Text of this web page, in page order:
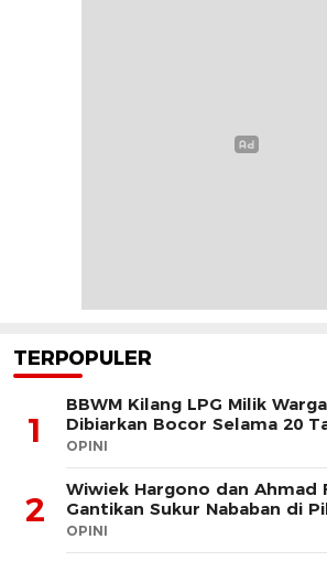
TERPOPULER
1
BBWM Kilang LPG Milik
Dibiarkan Bocor Selama 20
OPINI
2
Wiwiek Hargono dan Ahmad
Gantikan Sukur Nababan di
OPINI